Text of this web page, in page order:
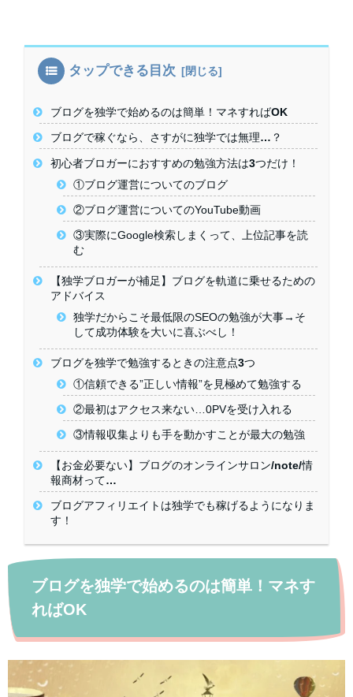
タップできる目次
ブログを独学で始めるのは簡単！マネすればOK
ブログで稼ぐなら、さすがに独学では無理…？
初心者ブロガーにおすすめの勉強方法は3つだけ！
①ブログ運営についてのブログ
②ブログ運営についてのYouTube動画
③実際にGoogle検索しまくって、上位記事を読
む
【独学ブロガーが補足】ブログを軌道に乗せるための
アドバイス
独学だからこそ最低限のSEOの勉強が大事→そ
して成功体験を大いに喜ぶべし！
ブログを独学で勉強するときの注意点3つ
①信頼できる”正しい情報”を見極めて勉強する
②最初はアクセス来ない…0PVを受け入れる
③情報収集よりも手を動かすことが最大の勉強
【お金必要ない】ブログのオンラインサロン/note/情
報商材って…
ブログアフィリエイトは独学でも稼げるようになりま
す！
ブログを独学で始めるのは簡単！マネす
ればOK